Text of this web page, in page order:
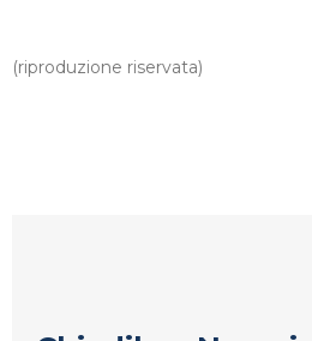
(riproduzione riservata)